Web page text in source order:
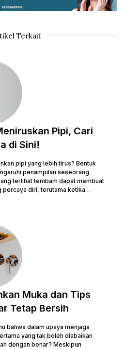
Terkait
Pipi, Cari
di Sini!
pipi yang lebih tirus? Bentuk
penampilan seseorang
terlihat tembam dapat membuat
percaya diri, terutama ketika
baru. Namun, jangan khawatir! Ada
pola hidup yang lebih sehat
meniruskan pipi. Tentu
membuat...
Muka dan Tips
Tetap Bersih
bahwa dalam upaya menjaga
yang tak boleh diabaikan
dengan benar? Meskipun